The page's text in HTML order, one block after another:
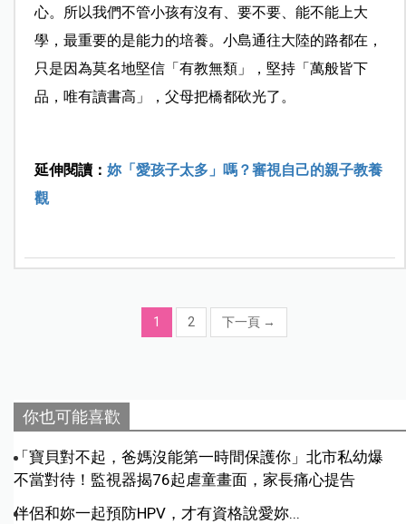
心。所以我們不管小孩有沒有、要不要、能不能上大
學，最重要的是能力的培養。小島通往大陸的路都在，
只是因為莫名地堅信「有教無類」，堅持「萬般皆下
品，唯有讀書高」，父母把橋都砍光了。
延伸閱讀： 妳「愛孩子太多」嗎？審視自己的親子教養
觀
1 2 下一頁 →
你也可能喜歡
「寶貝對不起，爸媽沒能第一時間保護你」北市私幼爆
不當對待！監視器揭76起虐童畫面，家長痛心提告
伴侶和妳一起預防HPV，才有資格說愛妳...